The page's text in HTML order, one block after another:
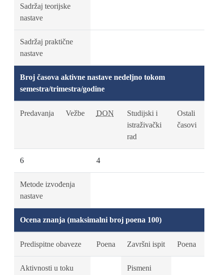
Sadržaj teorijske
nastave
Sadržaj praktične
nastave
Broj časova aktivne nastave nedeljno tokom
semestra/trimestra/godine
Predavanja Vežbe DON
Studijski i
istraživački
rad
Ostali
časovi
6 4
Metode izvođenja
nastave
Ocena znanja (maksimalni broj poena 100)
Predispitne obaveze Poena Završni ispit Poena
Aktivnosti u toku
Pismeni